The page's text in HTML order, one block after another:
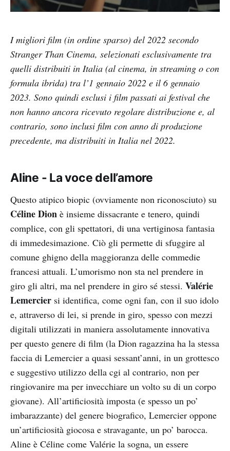
I migliori film (in ordine sparso) del 2022 secondo
Stranger Than Cinema, selezionati esclusivamente tra
quelli distribuiti in Italia (al cinema, in streaming o con
formula ibrida) tra l’1 gennaio 2022 e il 6 gennaio
2023. Sono quindi esclusi i film passati ai festival che
non hanno ancora ricevuto regolare distribuzione e, al
contrario, sono inclusi film con anno di produzione
precedente, ma distribuiti in Italia nel 2022.
Aline - La voce dell’amore
Questo atipico biopic (ovviamente non riconosciuto) su
Céline Dion è insieme dissacrante e tenero, quindi
complice, con gli spettatori, di una vertiginosa fantasia
di immedesimazione. Ciò gli permette di sfuggire al
comune ghigno della maggioranza delle commedie
francesi attuali. L’umorismo non sta nel prendere in
giro gli altri, ma nel prendere in giro sé stessi. Valérie
Lemercier si identifica, come ogni fan, con il suo idolo
e, attraverso di lei, si prende in giro, spesso con mezzi
digitali utilizzati in maniera assolutamente innovativa
per questo genere di film (la Dion ragazzina ha la stessa
faccia di Lemercier a quasi sessant’anni, in un grottesco
e suggestivo utilizzo della cgi al contrario, non per
ringiovanire ma per invecchiare un volto su di un corpo
giovane). All’artificiosità imposta (e spesso un po’
imbarazzante) del genere biografico, Lemercier oppone
un’artificiosità giocosa e stravagante, un po’ barocca.
Aline è Céline come Valérie la sogna, un essere